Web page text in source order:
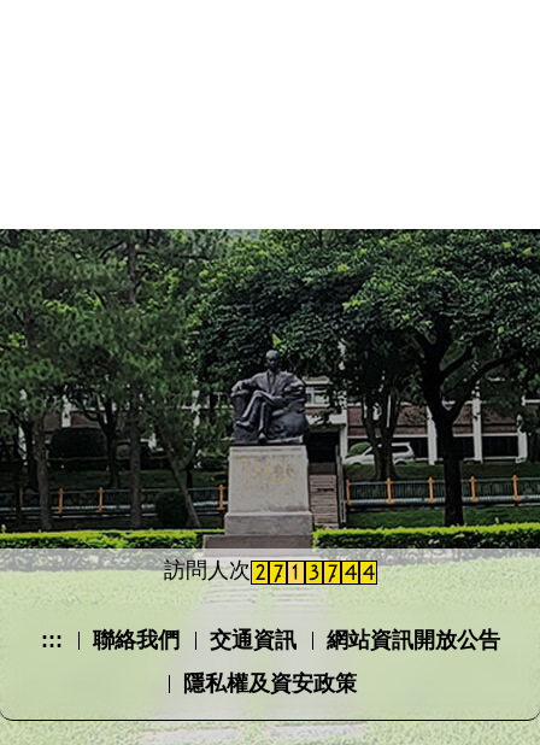
訪問人次
::: 聯絡我們 交通資訊
網站資訊開放公告
隱私權及資安政策